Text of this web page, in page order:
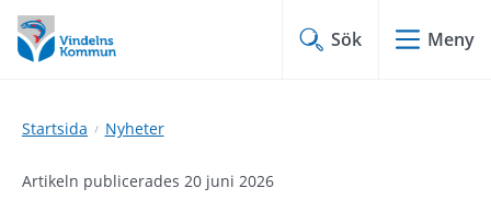
Hoppa
till
innehåll
Hoppa
till
undermeny
Sök Meny
Startsida Nyheter
Artikeln publicerades 20 juni 2026